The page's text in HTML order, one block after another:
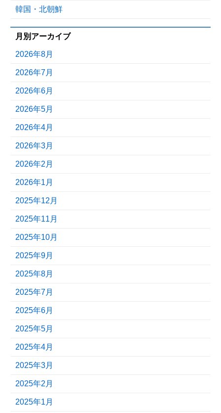
韓国・北朝鮮
月別アーカイブ
2026年8月
2026年7月
2026年6月
2026年5月
2026年4月
2026年3月
2026年2月
2026年1月
2025年12月
2025年11月
2025年10月
2025年9月
2025年8月
2025年7月
2025年6月
2025年5月
2025年4月
2025年3月
2025年2月
2025年1月